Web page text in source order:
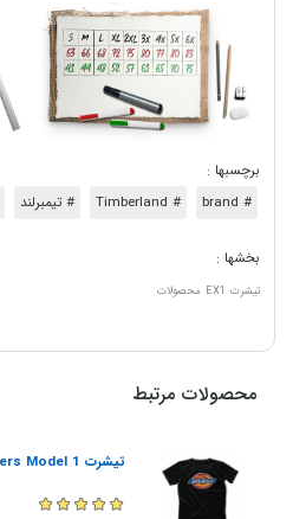
برچسبها :
# brand
# Timberland # تیمبرلند
بخشها :
تیشرت EX1 محصولات
محصولات مرتبط
تیشرت Dickers Model 1